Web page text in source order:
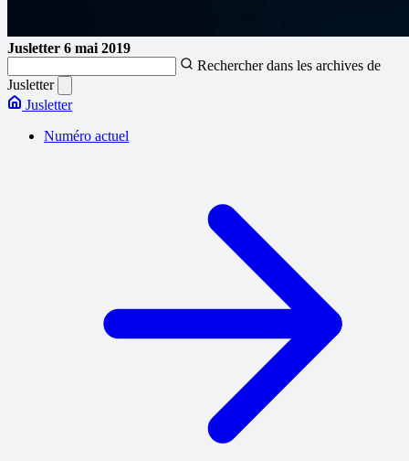
Jusletter 6 mai 2019
Rechercher dans les archives de
Jusletter
Jusletter
Numéro actuel